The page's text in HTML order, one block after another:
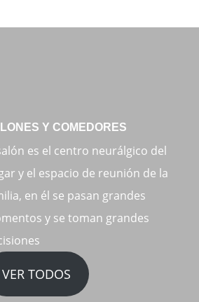
Y COMEDORES
es el centro neurálgico del
y el espacio de reunión de la
en él se pasan grandes
y se toman grandes
VER TODOS